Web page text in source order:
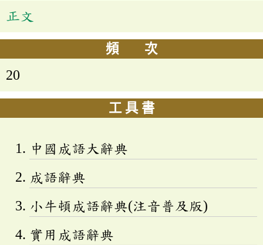
正文
頻 次
20
工 具 書
中國成語大辭典
成語辭典
小牛頓成語辭典(注音普及版)
實用成語辭典